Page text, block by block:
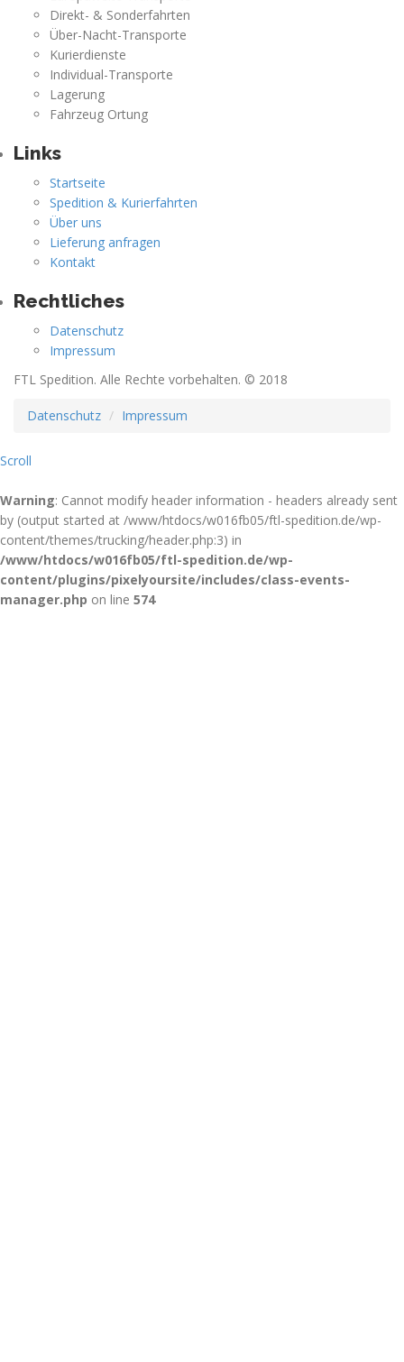
Direkt- & Sonderfahrten
Über-Nacht-Transporte
Kurierdienste
Individual-Transporte
Lagerung
Fahrzeug Ortung
Links
Startseite
Spedition & Kurierfahrten
Über uns
Lieferung anfragen
Kontakt
Rechtliches
Datenschutz
Impressum
FTL Spedition. Alle Rechte vorbehalten. © 2018
Datenschutz Impressum
Scroll
Warning: Cannot modify header information - headers already sent
by (output started at /www/htdocs/w016fb05/ftl-spedition.de/wp-
content/themes/trucking/header.php:3) in
/www/htdocs/w016fb05/ftl-spedition.de/wp-
content/plugins/pixelyoursite/includes/class-events-
manager.php on line 574